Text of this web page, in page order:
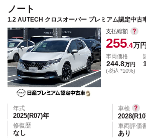
ノート
1.2 AUTECH クロスオーバー プレミアム認定中
支払総額
255.4万円
車両価格
244.8万円
(税込 *10%)
年式
2025(R07)年
修復歴
なし
車検
車両評価
あり